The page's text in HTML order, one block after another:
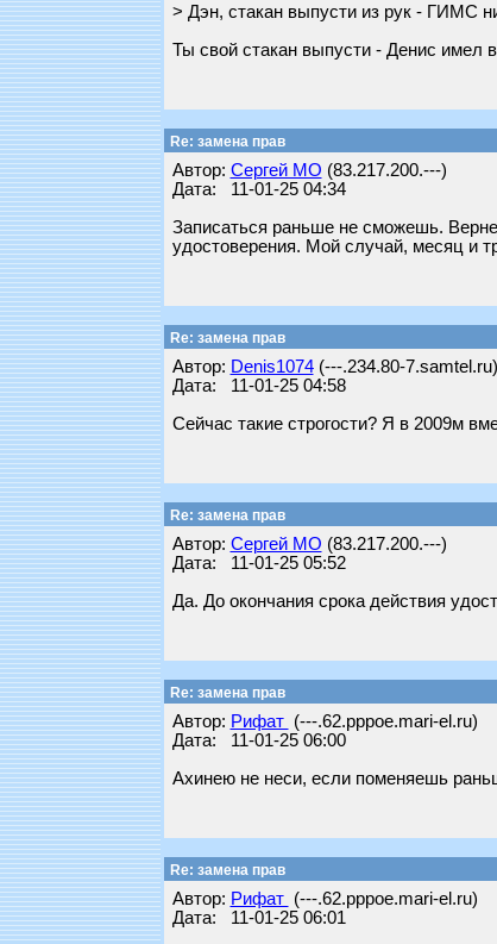
> Дэн, стакан выпусти из рук - ГИМС
Ты свой стакан выпусти - Денис имел
Re: замена прав
Автор: Сергей МО (83.217.200.---)
Дата: 11-01-25 04:34
Записаться раньше не сможешь.
удостоверения. Мой случай, месяц и
Re: замена прав
Автор: Denis1074(---.234.80-7.samtel.ru)
Дата: 11-01-25 04:58
Сейчас такие строгости? Я в 2009м
Re: замена прав
Автор: Сергей МО (83.217.200.---)
Дата: 11-01-25 05:52
Да. До окончания срока действия
Re: замена прав
Автор: Рифат (---.62.pppoe.mari-el.ru)
Дата: 11-01-25 06:00
Ахинею не неси, если поменяешь
Re: замена прав
Автор: Рифат (---.62.pppoe.mari-el.ru)
Дата: 11-01-25 06:01